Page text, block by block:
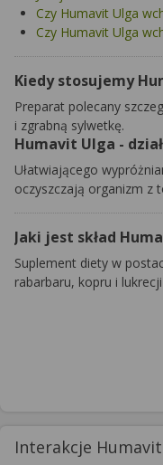
Czy Humavit Ulga
Czy Humavit Ulga
Kiedy stosujemy
Preparat polecany
i zgrabną sylwetkę.
Humavit Ulga -
Ułatwiającego
oczyszczają organizm z
Jaki jest skład
Suplement diety w
rabarbaru, kopru i
Interakcje